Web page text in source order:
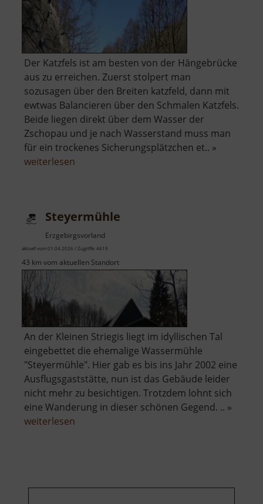
Der Katzfels ist am besten von der Hängebrücke
aus zu erreichen. Zuerst stolpert man
sozusagen über den Breiten katzfeld, dann mit
ewtwas Balancieren über den Schmalen Katzfels.
Beide liegen direkt über dem Wasser der
Zschopau und je nach Wasserstand muss man
für ein trockenes Sicherungsplätzchen et.. »
weiterlesen
Steyermühle
Erzgebirgsvorland
aktuell vom 01.04.2026 / Zugriffe: 4619
43 km vom aktuellen Standort
An der Kleinen Striegis liegt im idyllischen Tal
eingebettet die ehemalige Wassermühle
"Steyermühle". Hier gab es bis ins Jahr 2002 eine
Ausflugsgaststätte, nun ist das Gebäude leider
nicht mehr zu besichtigen. Trotzdem lohnt sich
eine Wanderung in dieser schönen Gegend. .. »
weiterlesen